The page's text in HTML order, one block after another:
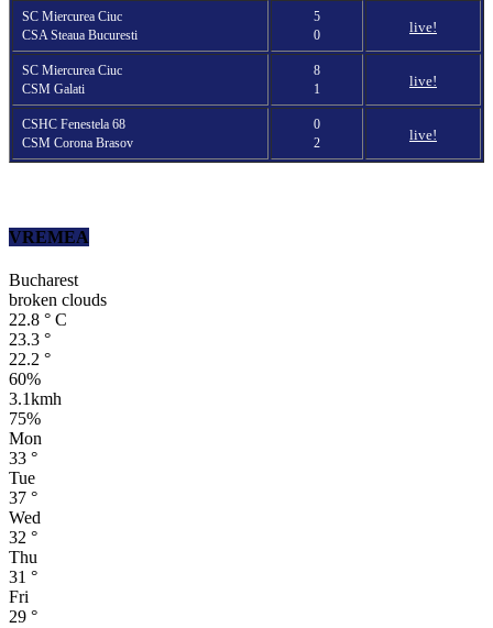
SC Miercurea Ciuc
CSA Steaua Bucuresti
5
0
live!
SC Miercurea Ciuc
CSM Galati
8
1
live!
CSHC Fenestela 68
CSM Corona Brasov
0
2
live!
VREMEA
Bucharest
broken clouds
22.8 ° C
23.3 °
22.2 °
60%
3.1kmh
75%
Mon
33 °
Tue
37 °
Wed
32 °
Thu
31 °
Fri
29 °